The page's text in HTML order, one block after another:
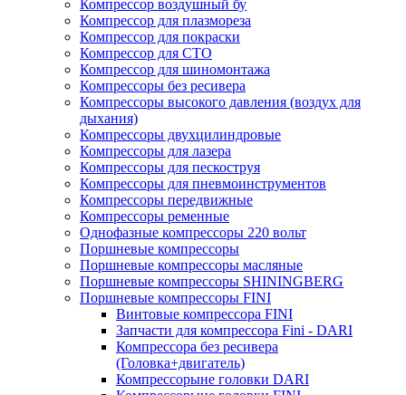
Компрессор воздушный бу
Компрессор для плазмореза
Компрессор для покраски
Компрессор для СТО
Компрессор для шиномонтажа
Компрессоры без ресивера
Компрессоры высокого давления (воздух для
дыхания)
Компрессоры двухцилиндровые
Компрессоры для лазера
Компрессоры для пескоструя
Компрессоры для пневмоинструментов
Компрессоры передвижные
Компрессоры ременные
Однофазные компрессоры 220 вольт
Поршневые компрессоры
Поршневые компрессоры масляные
Поршневые компрессоры SHININGBERG
Поршневые компрессоры FINI
Винтовые компрессора FINI
Запчасти для компрессора Fini - DARI
Компрессора без ресивера
(Головка+двигатель)
Компрессорыне головки DARI